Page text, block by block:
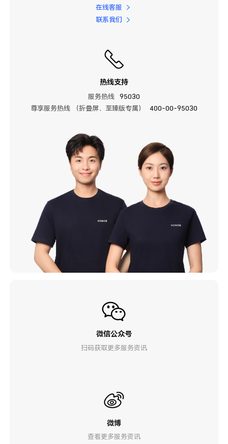
在线客服
联系我们
热线支持
服务热线
95030
尊享服务热线 （折叠屏、至臻版专属）
400-00-95030
微信公众号
扫码获取更多服务资讯
微博
查看更多服务资讯